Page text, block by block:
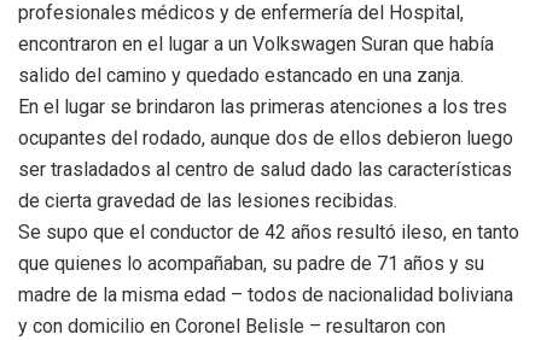
profesionales médicos y de enfermería del Hospital,
encontraron en el lugar a un Volkswagen Suran que había
salido del camino y quedado estancado en una zanja.
En el lugar se brindaron las primeras atenciones a los tres
ocupantes del rodado, aunque dos de ellos debieron luego
ser trasladados al centro de salud dado las características
de cierta gravedad de las lesiones recibidas.
Se supo que el conductor de 42 años resultó ileso, en tanto
que quienes lo acompañaban, su padre de 71 años y su
madre de la misma edad – todos de nacionalidad boliviana
y con domicilio en Coronel Belisle – resultaron con